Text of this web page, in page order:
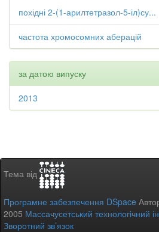
похідні 2-(1-арилтетразол-5-іл)су...
частота хромосомних аберацій
за датою випуску
2013
Тема від
Програмне забезпечення DSpace
2005 Массачусетський технологічний
Зворотний зв’язок